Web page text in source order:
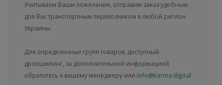
Учитываем Ваши пожелания, отправим заказ удобным
для Вас транспортным перевозчиком в любой регион
Украины.
Для определенных групп товаров, доступный
дропшипинг, за дополнительной информацией
обратитесь к вашему менеджеру или info@karma.digital